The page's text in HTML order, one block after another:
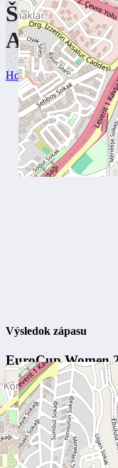
Športová
Akatlar
Home Beşiktaş
Výsledok zápasu
EuroCup Women
Beşiktaş Akatlar Arena, Istanbul
Turecko
11. októbra 202318:00